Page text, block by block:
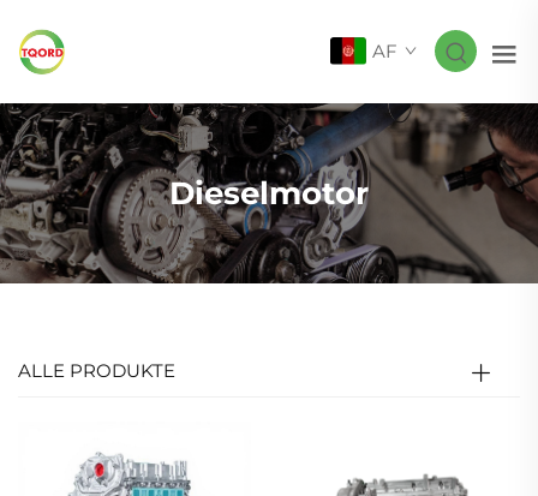
AF
Dieselmotor
ALLE PRODUKTE